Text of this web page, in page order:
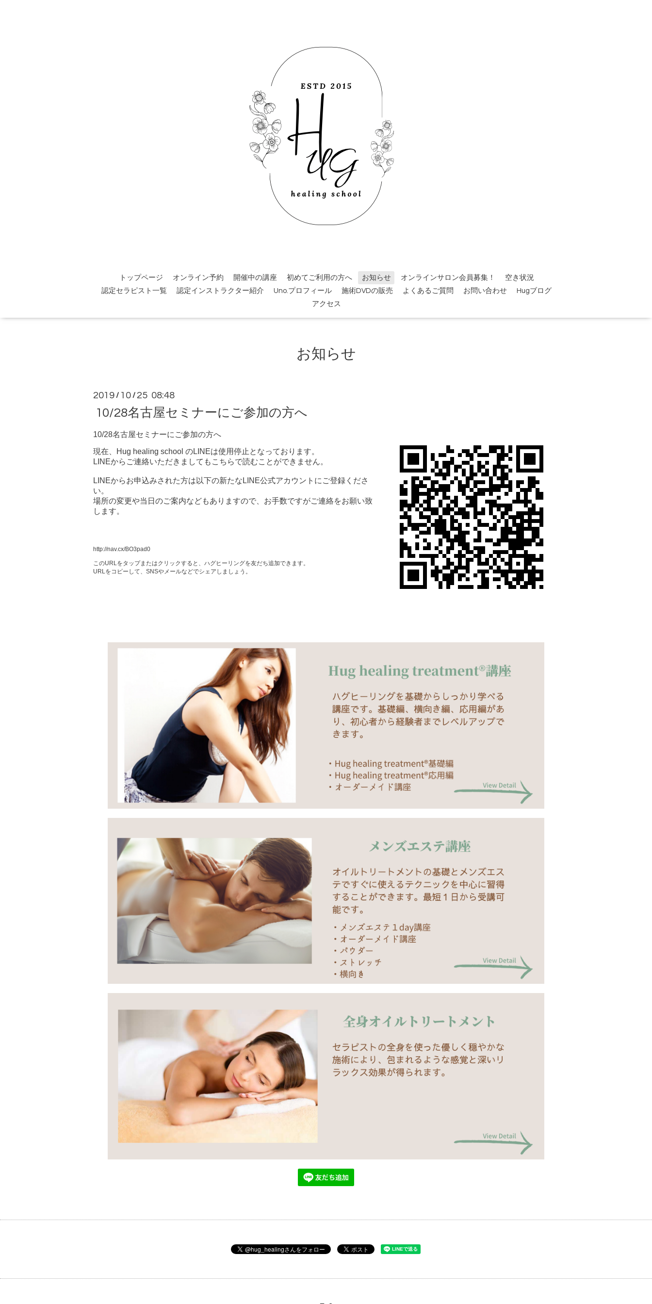
トップページ オンライン予約 開催中の講座 初めてご利用の方へ お知らせ オンラインサロン会員募集！
空き状況
認定セラピスト一覧
認定インストラクター紹介 Uno.プロフィール 施術DVDの販売 よくあるご質問 お問い合わせ
Hugブログ
アクセス
お知らせ
2019 / 10 / 25 08:48
10/28名古屋セミナーにご参加の方へ
10/28名古屋セミナーにご参加の方へ
現在、Hug healing school のLINEは使用停止となっております。
LINEからご連絡いただきましてもこちらで読むことができません。
LINEからお申込みされた方は以下の新たなLINE公式アカウントにご登録くださ
い。
場所の変更や当日のご案内などもありますので、お手数ですがご連絡をお願い致
します。
http://nav.cx/BO3pad0
このURLをタップまたはクリックすると、ハグヒーリングを友だち追加できます。
URLをコピーして、SNSやメールなどでシェアしましょう。